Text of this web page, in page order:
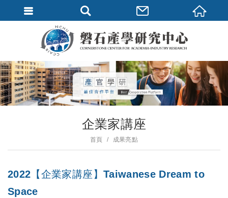
企業家講座
首頁 成果亮點
2022【企業家講座】Taiwanese Dream to
Space